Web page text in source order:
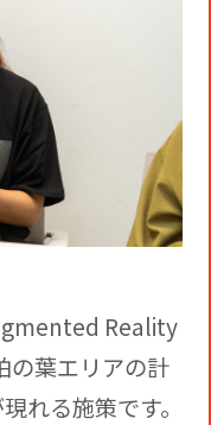
Reality
の葉エリアの計
れる施策です。